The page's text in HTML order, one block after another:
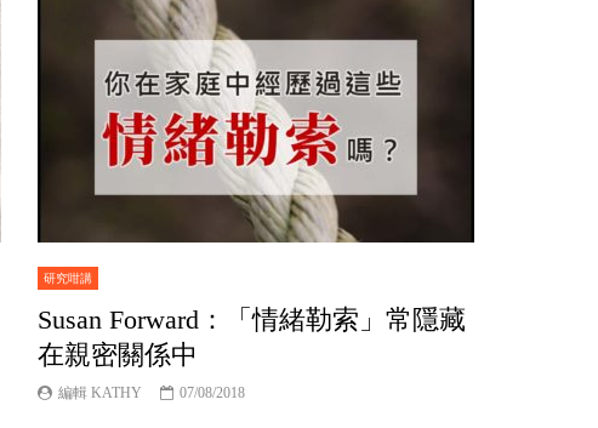
研究咁講
Susan Forward：「情緒勒索」常隱藏
在親密關係中
編輯 KATHY 07/08/2018